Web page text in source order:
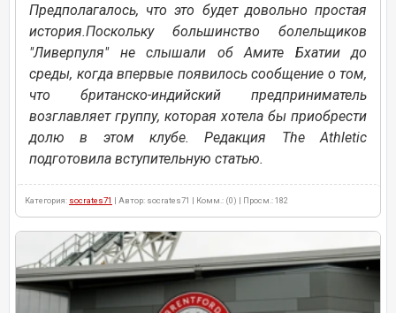
Предполагалось, что это будет довольно простая
история.Поскольку большинство болельщиков
"Ливерпуля" не слышали об Амите Бхатии до
среды, когда впервые появилось сообщение о том,
что британско-индийский предприниматель
возглавляет группу, которая хотела бы приобрести
долю в этом клубе. Редакция The Athletic
подготовила вступительную статью.
Категория: socrates71 | Автор: socrates71 | Комм.: (0) | Просм.: 182